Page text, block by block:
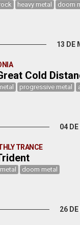
heavy metal doom
13 DE
Cold
progressive metal
04
TRANCE
doom metal
26 DE